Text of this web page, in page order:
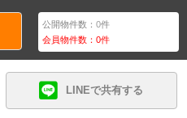
公開物件数：0件
会員物件数：0件
LINEで共有する